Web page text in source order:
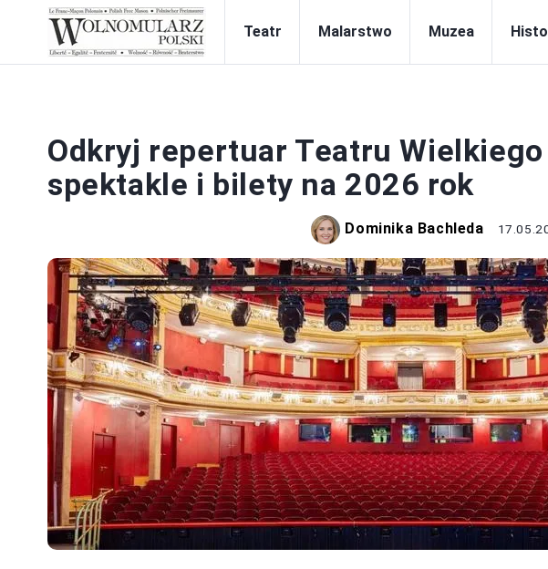
Teatr Malarstwo Muzea
Odkryj repertuar Teatru
spektakle i bilety na 2026 rok
Dominika Bachleda